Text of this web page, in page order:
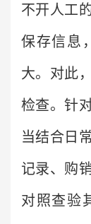
不开人工
保存信息
大。对此
检查。针
当结合日
记录、购
对照查验